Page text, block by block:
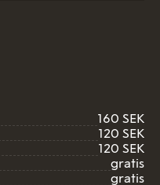
160 SEK
120 SEK
120 SEK
gratis
gratis